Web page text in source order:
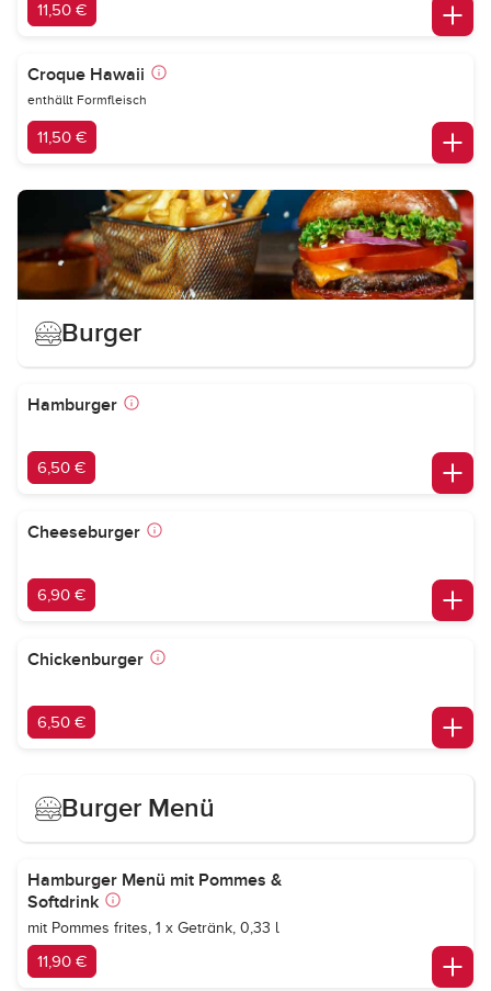
11,50 €
Croque Hawaii
enthällt Formfleisch
11,50 €
Burger
Hamburger
6,50 €
Cheeseburger
6,90 €
Chickenburger
6,50 €
Burger Menü
Hamburger Menü mit Pommes &
Softdrink
mit Pommes frites, 1 x Getränk, 0,33 l
11,90 €